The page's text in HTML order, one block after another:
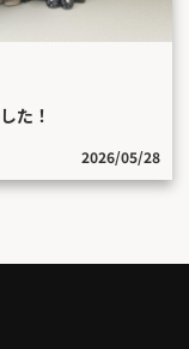
た！
2026/05/28